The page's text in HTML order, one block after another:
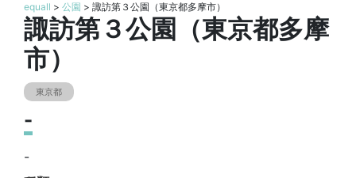
equall > 公園 > 諏訪第３公園（東京都多摩市）
諏訪第３公園（東京都多摩
市）
東京都
-
-